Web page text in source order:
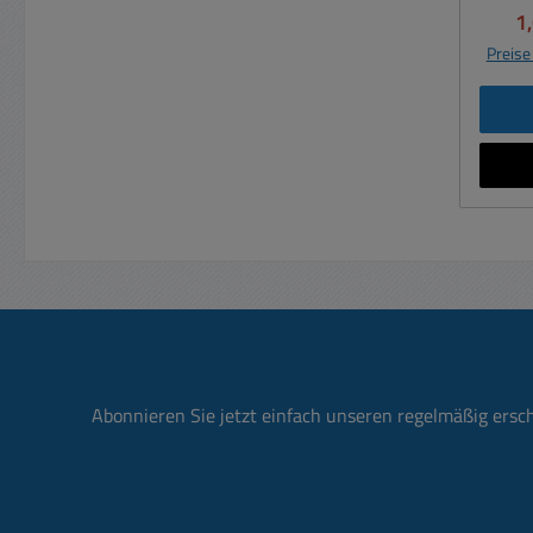
+105
Abonnieren Sie jetzt einfach unseren regelmäßig